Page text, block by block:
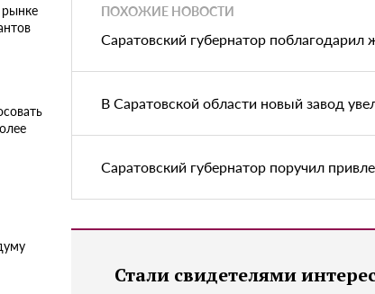
ПОХОЖИЕ НОВОСТИ
Саратовский губернатор
В Саратовской области новый завод
Саратовский губернатор поручил
Стали свидетелями